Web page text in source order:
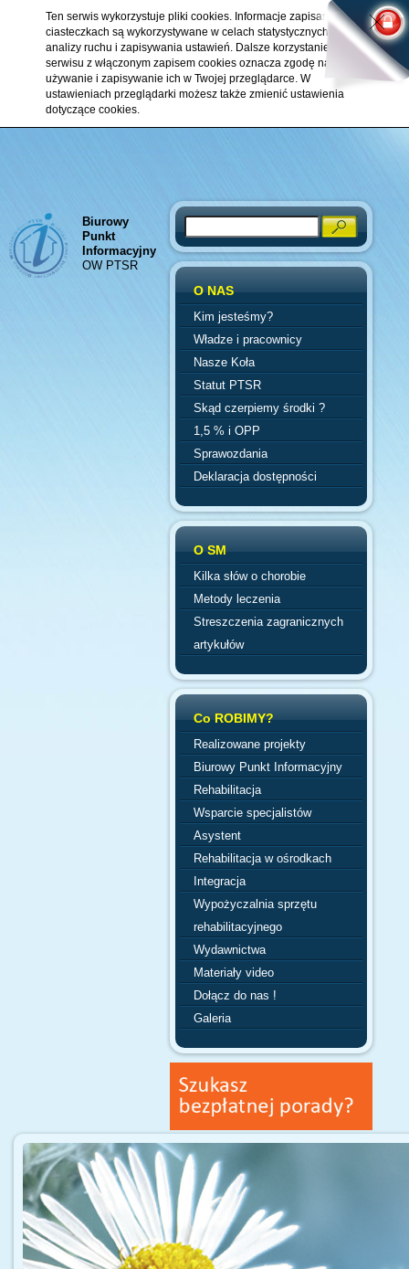
Ten serwis wykorzystuje pliki cookies. Informacje zapisane w
ciasteczkach są wykorzystywane w celach statystycznych,
analizy ruchu i zapisywania ustawień. Dalsze korzystanie z
serwisu z włączonym zapisem cookies oznacza zgodę na ich
używanie i zapisywanie ich w Twojej przeglądarce. W
ustawieniach przeglądarki możesz także zmienić ustawienia
dotyczące cookies.
Biurowy
Punkt
Informacyjny
OW PTSR
Search
O NAS
Kim jesteśmy?
Władze i pracownicy
Nasze Koła
Statut PTSR
Skąd czerpiemy środki ?
1,5 % i OPP
Sprawozdania
Deklaracja dostępności
O SM
Kilka słów o chorobie
Metody leczenia
Streszczenia zagranicznych
artykułów
Co ROBIMY?
Realizowane projekty
Biurowy Punkt Informacyjny
Rehabilitacja
Wsparcie specjalistów
Asystent
Rehabilitacja w ośrodkach
Integracja
Wypożyczalnia sprzętu
rehabilitacyjnego
Wydawnictwa
Materiały video
Dołącz do nas !
Galeria